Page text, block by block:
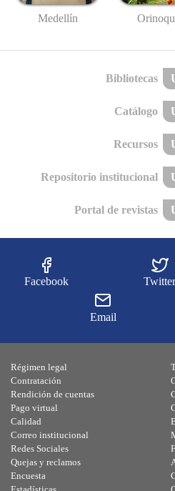
Medellín
Bibliotecas
Catálogo
Recursos
Repositorio institucional
Portal de revistas
Facebook
Email
Régimen legal
Contratación
Rendición de cuentas
Pago virtual
Calidad
Correo institucional
Redes Sociales
Quejas y reclamos
Encuesta